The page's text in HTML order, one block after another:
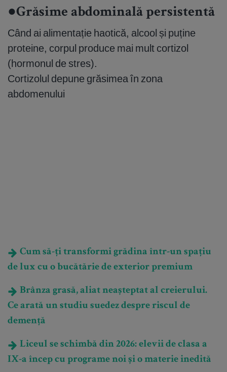
●Grăsime abdominală persistentă
Când ai alimentație haotică, alcool și puține
proteine, corpul produce mai mult cortizol
(hormonul de stres).
Cortizolul depune grăsimea în zona
abdomenului
Cum să-ți transformi grădina într-un spațiu
de lux cu o bucătărie de exterior premium
Brânza grasă, aliat neașteptat al creierului.
Ce arată un studiu suedez despre riscul de
demență
Liceul se schimbă din 2026: elevii de clasa a
IX-a încep cu programe noi și o materie inedită